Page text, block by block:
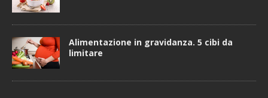
Alimentazione in gravidanza. 5 cibi da
limitare